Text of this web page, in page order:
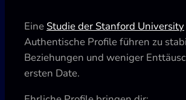
Eine Studie der Stanford University
Authentische Profile führen zu
Beziehungen und weniger
ersten Date.